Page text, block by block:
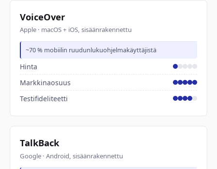
VoiceOver
Apple · macOS + iOS, sisäänrakennettu
~70 % mobiilin ruudunlukuohjelmakäyttäjistä
Hinta
Markkinaosuus
Testifideliteetti
TalkBack
Google · Android, sisäänrakennettu